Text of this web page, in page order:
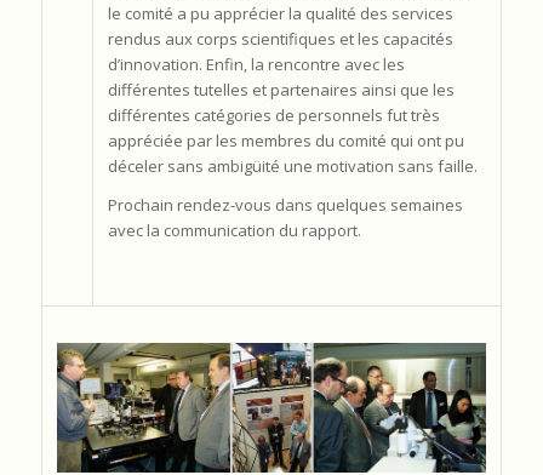
le comité a pu apprécier la qualité des services
rendus aux corps scientifiques et les capacités
d’innovation. Enfin, la rencontre avec les
différentes tutelles et partenaires ainsi que les
différentes catégories de personnels fut très
appréciée par les membres du comité qui ont pu
déceler sans ambigüité une motivation sans faille.
Prochain rendez-vous dans quelques semaines
avec la communication du rapport.